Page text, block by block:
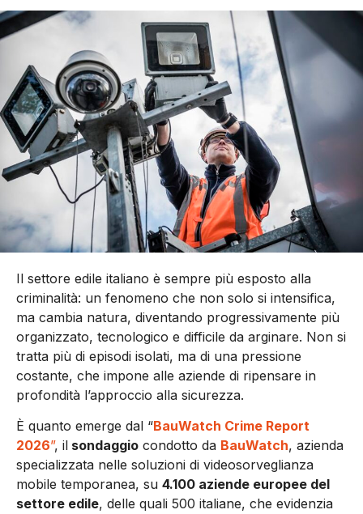
Il settore edile italiano è sempre più esposto alla
criminalità: un fenomeno che non solo si intensifica,
ma cambia natura, diventando progressivamente più
organizzato, tecnologico e difficile da arginare. Non si
tratta più di episodi isolati, ma di una pressione
costante, che impone alle aziende di ripensare in
profondità l’approccio alla sicurezza.
È quanto emerge dal “BauWatch Crime Report
2026”, il sondaggio condotto da BauWatch, azienda
specializzata nelle soluzioni di videosorveglianza
mobile temporanea, su 4.100 aziende europee del
settore edile, delle quali 500 italiane, che evidenzia